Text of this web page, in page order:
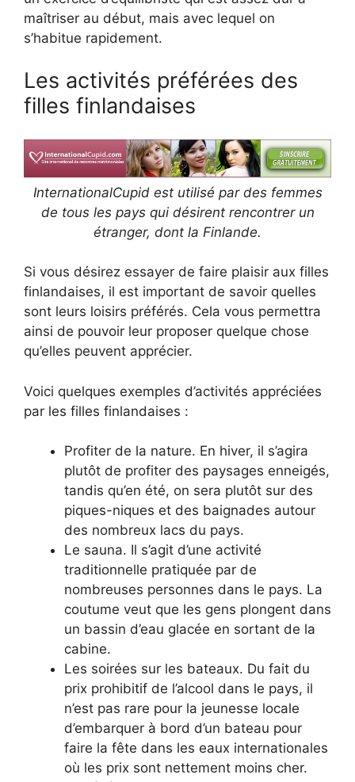
maîtriser au début, mais avec lequel on
s’habitue rapidement.
Les activités préférées des
filles finlandaises
InternationalCupid est utilisé par des femmes
de tous les pays qui désirent rencontrer un
étranger, dont la Finlande.
Si vous désirez essayer de faire plaisir aux filles
finlandaises, il est important de savoir quelles
sont leurs loisirs préférés. Cela vous permettra
ainsi de pouvoir leur proposer quelque chose
qu’elles peuvent apprécier.
Voici quelques exemples d’activités appréciées
par les filles finlandaises :
Profiter de la nature. En hiver, il s’agira
plutôt de profiter des paysages enneigés,
tandis qu’en été, on sera plutôt sur des
piques-niques et des baignades autour
des nombreux lacs du pays.
Le sauna. Il s’agit d’une activité
traditionnelle pratiquée par de
nombreuses personnes dans le pays. La
coutume veut que les gens plongent dans
un bassin d’eau glacée en sortant de la
cabine.
Les soirées sur les bateaux. Du fait du
prix prohibitif de l’alcool dans le pays, il
n’est pas rare pour la jeunesse locale
d’embarquer à bord d’un bateau pour
faire la fête dans les eaux internationales
où les prix sont nettement moins cher.